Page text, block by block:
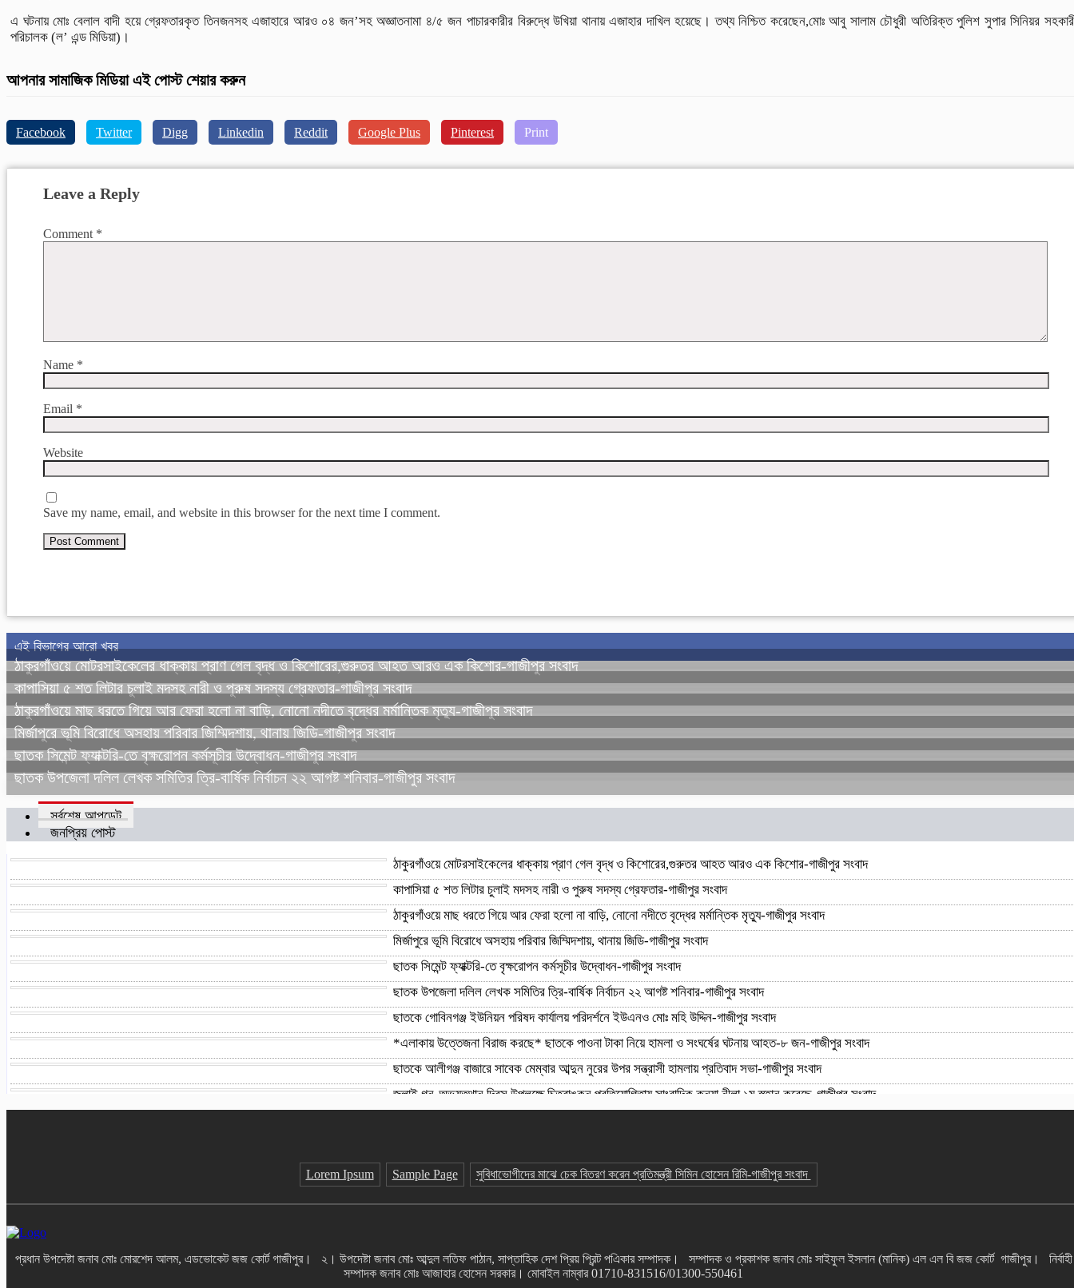
এ ঘটনায় মোঃ বেলাল বাদী হয়ে গ্রেফতারকৃত তিনজনসহ এজাহারে আরও ০৪ জন’সহ অজ্ঞাতনামা ৪/৫ জন পাচারকারীর বিরুদ্ধে উখিয়া থানায় এজাহার দাখিল হয়েছে। তথ্য নিশ্চিত করেছেন,মোঃ আবু সালাম চৌধুরী অতিরিক্ত পুলিশ সুপার সিনিয়র
পরিচালক (ল’ এন্ড মিডিয়া)।
আপনার সামাজিক মিডিয়া এই পোস্ট শেয়ার করুন
Facebook Twitter Digg Linkedin Reddit Google Plus Pinterest Print
Leave a Reply
Comment *
Name *
Email *
Website
Save my name, email, and website in this browser for the next time I comment.
এই বিভাগের আরো খবর
ঠাকুরগাঁওয়ে মোটরসাইকেলের ধাক্কায় প্রাণ গেল বৃদ্ধ ও কিশোরের,গুরুতর আহত আরও এক কিশোর-গাজীপুর সংবাদ
কাপাসিয়া ৫ শত লিটার চুলাই মদসহ নারী ও পুরুষ সদস্য গ্রেফতার-গাজীপুর সংবাদ
ঠাকুরগাঁওয়ে মাছ ধরতে গিয়ে আর ফেরা হলো না বাড়ি, নোনো নদীতে বৃদ্ধের মর্মান্তিক মৃত্যু-গাজীপুর সংবাদ
মির্জাপুরে ভূমি বিরোধে অসহায় পরিবার জিম্মিদশায়, থানায় জিডি-গাজীপুর সংবাদ
ছাতক সিমেন্ট ফ্যাক্টরি-তে বৃক্ষরোপন কর্মসূচীর উদ্বোধন-গাজীপুর সংবাদ
ছাতক উপজেলা দলিল লেখক সমিতির ত্রি-বার্ষিক নির্বাচন ২২ আগষ্ট শনিবার-গাজীপুর সংবাদ
সর্বশেষ আপডেট
জনপ্রিয় পোস্ট
ঠাকুরগাঁওয়ে মোটরসাইকেলের ধাক্কায় প্রাণ গেল বৃদ্ধ ও কিশোরের,গুরুতর আহত আরও এক কিশোর-গাজীপুর সংবাদ
কাপাসিয়া ৫ শত লিটার চুলাই মদসহ নারী ও পুরুষ সদস্য গ্রেফতার-গাজীপুর সংবাদ
ঠাকুরগাঁওয়ে মাছ ধরতে গিয়ে আর ফেরা হলো না বাড়ি, নোনো নদীতে বৃদ্ধের মর্মান্তিক মৃত্যু-গাজীপুর সংবাদ
মির্জাপুরে ভূমি বিরোধে অসহায় পরিবার জিম্মিদশায়, থানায় জিডি-গাজীপুর সংবাদ
ছাতক সিমেন্ট ফ্যাক্টরি-তে বৃক্ষরোপন কর্মসূচীর উদ্বোধন-গাজীপুর সংবাদ
ছাতক উপজেলা দলিল লেখক সমিতির ত্রি-বার্ষিক নির্বাচন ২২ আগষ্ট শনিবার-গাজীপুর সংবাদ
ছাতকে গোবিনগঞ্জ ইউনিয়ন পরিষদ কার্যালয় পরিদর্শনে ইউএনও মোঃ মহি উদ্দিন-গাজীপুর সংবাদ
*এলাকায় উত্তেজনা বিরাজ করছে* ছাতকে পাওনা টাকা নিয়ে হামলা ও সংঘর্ষের ঘটনায় আহত-৮ জন-গাজীপুর সংবাদ
ছাতকে আলীগঞ্জ বাজারে সাবেক মেম্বার আব্দুন নুরের উপর সন্ত্রাসী হামলায় প্রতিবাদ সভা-গাজীপুর সংবাদ
জুলাই গন-অভ্যুত্থান দিবস উপলক্ষে চিত্রাঙ্কন প্রতিযোগিতায় সাংবাদিক কন্যা নীলা ১ম স্হান করেছে-গাজীপুর সংবাদ
Lorem Ipsum Sample Page সুবিধাভোগীদের মাঝে চেক বিতরণ করেন প্রতিমন্ত্রী সিমিন হোসেন রিমি-গাজীপুর সংবাদ
প্রধান উপদেষ্টা জনাব মোঃ মোরশেদ আলম, এডভোকেট জজ কোর্ট গাজীপুর। ২। উপদেষ্টা জনাব মোঃ আব্দুল লতিফ পাঠান, সাপ্তাহিক দেশ প্রিয় প্রিন্ট পএিকার সম্পাদক। সম্পাদক ও প্রকাশক জনাব মোঃ সাইফুল ইসলান (মানিক) এল এল বি জজ কোর্ট গাজীপুর। নির্বাহী
সম্পাদক জনাব মোঃ আজাহার হোসেন সরকার। মোবাইল নাম্বার 01710-831516/01300-550461